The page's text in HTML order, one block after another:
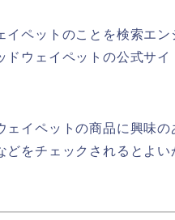
イペットのことを検索エン
ドウェイペットの公式サイ
ェイペットの商品に興味の
どをチェックされるとよい